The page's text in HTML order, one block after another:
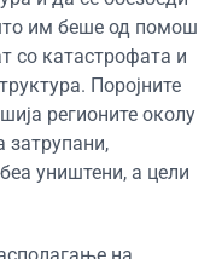
им беше од помош
со катастрофата и
Поројните
регионите околу
затрупани,
уништени, а цели